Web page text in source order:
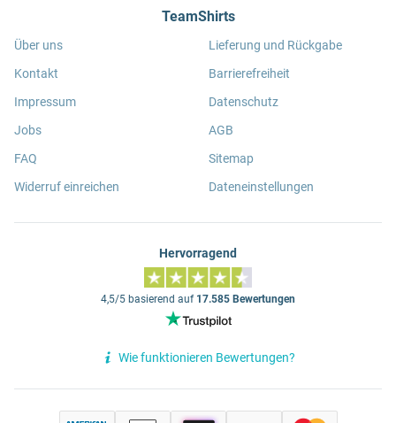
TeamShirts
Über uns
Kontakt
Impressum
Jobs
FAQ
Widerruf einreichen
Lieferung und Rückgabe
Barrierefreiheit
Datenschutz
AGB
Sitemap
Dateneinstellungen
Hervorragend
4,5/5 basierend auf 17.585 Bewertungen
Wie funktionieren Bewertungen?